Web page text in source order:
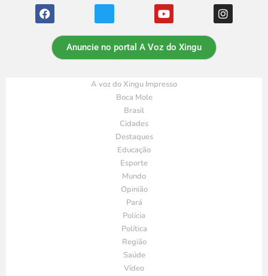
Anuncie no portal A Voz do Xingu
A voz do Xingu Impresso
Boca Mole
Brasil
Cidades
Destaques
Educação
Esporte
Mundo
Opinião
Pará
Polícia
Política
Região
Saúde
Vídeo